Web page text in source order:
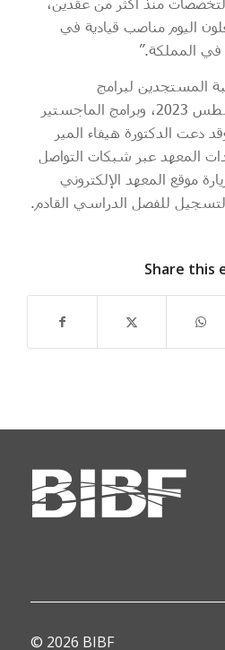
اليوم مناصب قيادية في
في المملكة.”
المستجدين لبرامج
البكالوريوس لغاية 31 أغسطس 2023، وبرامج الماجستير
31 سبتمبر 2023، وقد دعت الدكتورة هيفاء المير
المعهد عبر شبكات التواصل
موقع المعهد الإلكتروني
للفصل الدراسي القادم.
Share this
© 2026 BIBF